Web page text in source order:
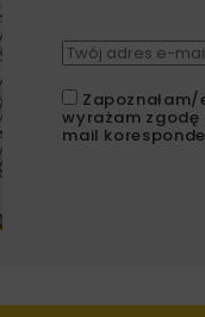
Zapoznałam/
wyrażam zgodę
mail